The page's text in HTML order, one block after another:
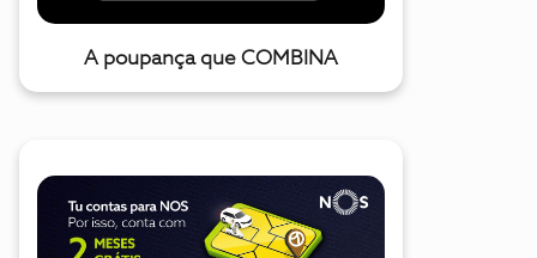
A poupança que COMBINA